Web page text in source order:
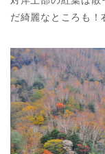
だ綺麗なところも！